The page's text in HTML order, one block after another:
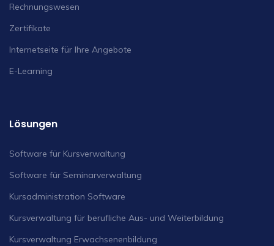
Rechnungswesen
Zertifikate
Internetseite für Ihre Angebote
E-Learning
Lösungen
Software für Kursverwaltung
Software für Seminarverwaltung
Kursadministration Software
Kursverwaltung für berufliche Aus- und Weiterbildung
Kursverwaltung Erwachsenenbildung